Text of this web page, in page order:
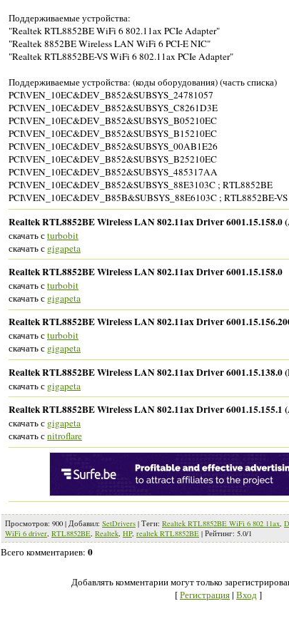
Поддерживаемые устройства:
"Realtek RTL8852BE WiFi 6 802.11ax PCIe Adapter"
"Realtek 8852BE Wireless LAN WiFi 6 PCI-E NIC"
"Realtek RTL8852BE-VS WiFi 6 802.11ax PCIe Adapter"
Поддерживаемые устройства: (коды оборудования) (часть списка)
PCI\VEN_10EC&DEV_B852&SUBSYS_24781057
PCI\VEN_10EC&DEV_B852&SUBSYS_C8261D3E
PCI\VEN_10EC&DEV_B852&SUBSYS_B05210EC
PCI\VEN_10EC&DEV_B852&SUBSYS_B15210EC
PCI\VEN_10EC&DEV_B852&SUBSYS_00AB1E26
PCI\VEN_10EC&DEV_B852&SUBSYS_B25210EC
PCI\VEN_10EC&DEV_B852&SUBSYS_485317AA
PCI\VEN_10EC&DEV_B852&SUBSYS_88E3103C ; RTL8852BE
PCI\VEN_10EC&DEV_B85B&SUBSYS_88E6103C ; RTL8852BE-VS
Realtek RTL8852BE Wireless LAN 802.11ax Driver 6001.15.158.0
скачать сturbobit
скачать с gigapeta
Realtek RTL8852BE Wireless LAN 802.11ax Driver 6001.15.158.0
скачать сturbobit
скачать с gigapeta
Realtek RTL8852BE Wireless LAN 802.11ax Driver
скачать сturbobit
скачать с gigapeta
Realtek RTL8852BE Wireless LAN 802.11ax Driver 6001.15.138.0
скачать с gigapeta
Realtek RTL8852BE Wireless LAN 802.11ax Driver 6001.15.155.1
скачать с gigapeta
скачать сnitroflare
Просмотров: 900 | Добавил: SetDrivers | Теги: Realtek RTL8852BE WiFi 6 802 11ax,
WiFi 6 driver, RTL8852BE, Realtek, HP, realtek RTL8852BE | Рейтинг: 5.0/1
Всего комментариев: 0
Добавлять комментарии могут только
[Регистрация| Вход]